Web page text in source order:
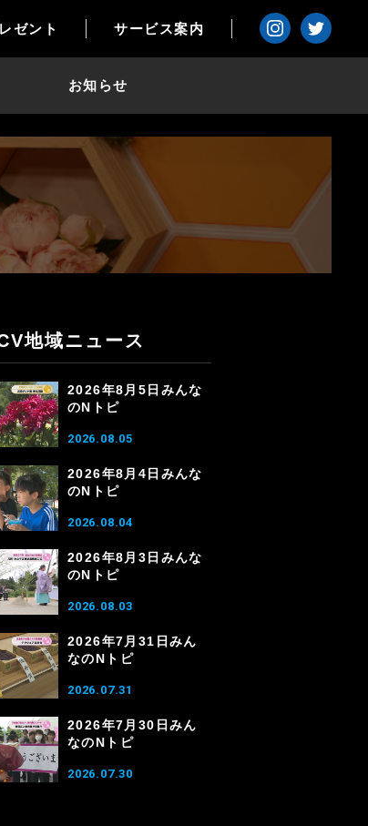
ゼント サービス案内
お知らせ
地域ニュース
2026年8月5日みんな
のNトピ
2026.08.05
2026年8月4日みんな
のNトピ
2026.08.04
2026年8月3日みんな
のNトピ
2026.08.03
2026年7月31日みん
なのNトピ
2026.07.31
2026年7月30日みん
なのNトピ
2026.07.30